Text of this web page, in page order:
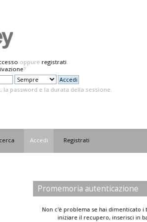
oppure registrati.
?
la password e la durata della sessione.
Accedi Registrati
Promemoria autenticazione
Non c'è problema se hai dimenticato i
iniziare il recupero, inserisci in